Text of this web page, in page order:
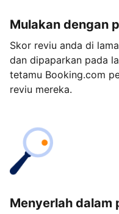
Mulakan dengan
Skor reviu anda di
dan dipaparkan pada
tetamu Booking.com
reviu mereka.
Menyerlah dalam